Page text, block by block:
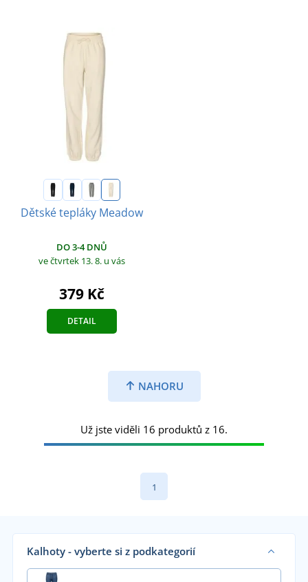
Dětské tepláky Meadow
DO 3-4 DNŮ
ve čtvrtek 13. 8. u vás
379 Kč
DETAIL
NAHORU
Už jste viděli 16 produktů z 16.
1
Kalhoty - vyberte si z podkategorií